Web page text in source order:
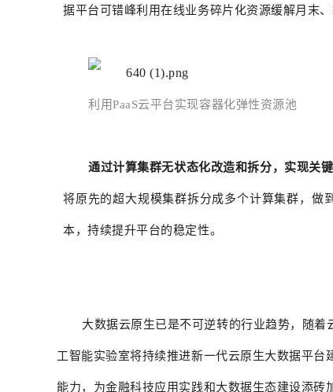
据平台可错峰利用在线业务碎片化资源缓解月末
利用PaaS云平台实现容器化弹性资源池
通过计算集群无状态化改造和拆分，实现关
将原先的超大规模集群拆分成多个计算集群，做
本，持续提升平台的稳定性。
大数据云原生已是不可逆转的行业趋势，随
工智能实验室将持续推进新一代云原生大数据平
能力，为金融科技应用实践和大数据生态建设添砖